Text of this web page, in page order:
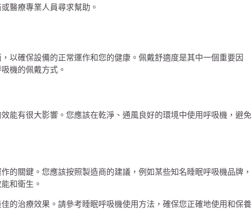
醫療專業人員尋求幫助。
以確保設備的正常運作和您的健康。佩戴舒適度是其中一個重要因
機的佩戴方式。
能有很大影響。您應該在乾淨、通風良好的環境中使用呼吸機，避免
的關鍵。您應該按照製造商的建議，例如某些知名睡眠呼吸機品牌，
和衛生。
的治療效果。請參考睡眠呼吸機使用方法，確保您正確地使用和保養